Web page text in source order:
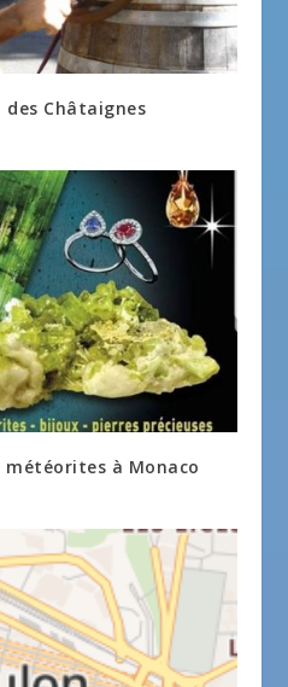
des Châtaignes
à Monaco